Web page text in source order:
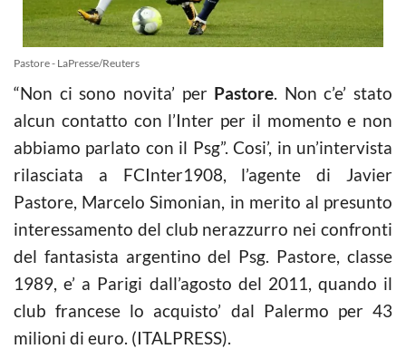
Pastore - LaPresse/Reuters
“Non ci sono novita’ per Pastore. Non c’e’ stato
alcun contatto con l’Inter per il momento e non
abbiamo parlato con il Psg”. Cosi’, in un’intervista
rilasciata a FCInter1908, l’agente di Javier
Pastore, Marcelo Simonian, in merito al presunto
interessamento del club nerazzurro nei confronti
del fantasista argentino del Psg. Pastore, classe
1989, e’ a Parigi dall’agosto del 2011, quando il
club francese lo acquisto’ dal Palermo per 43
milioni di euro. (ITALPRESS).